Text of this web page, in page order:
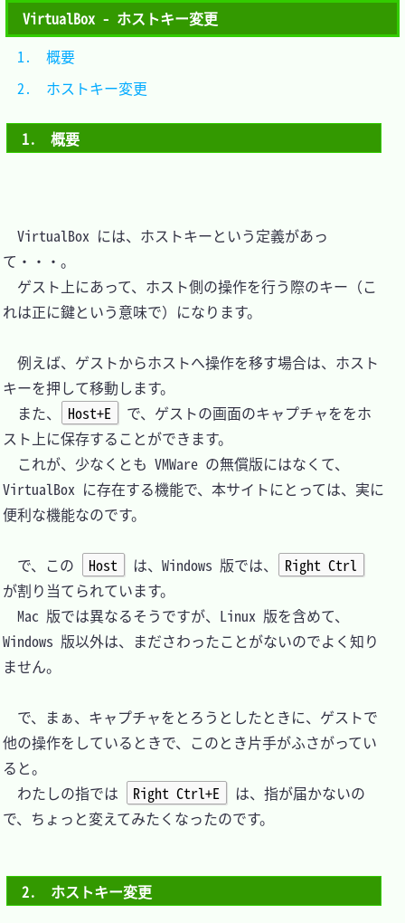
VirtualBox - ホストキー変更
1.　概要
VirtualBox には、ホストキーという定義があっ
て・・・。
ゲスト上にあって、ホスト側の操作を行う際のキー（こ
れは正に鍵という意味で）になります。
例えば、ゲストからホストへ操作を移す場合は、ホスト
キーを押して移動します。
また、
Host+E
で、ゲストの画面のキャプチャををホ
スト上に保存することができます。
これが、少なくとも VMWare の無償版にはなくて、
VirtualBox に存在する機能で、本サイトにとっては、実に
便利な機能なのです。
で、この Host は、Windows 版では、
Right Ctrl
が割り当てられています。
Mac 版では異なるそうですが、Linux 版を含めて、
Windows 版以外は、まださわったことがないのでよく知り
ません。
で、まぁ、キャプチャをとろうとしたときに、ゲストで
他の操作をしているときで、このとき片手がふさがってい
ると。
わたしの指では
Right Ctrl+E
は、指が届かないの
で、ちょっと変えてみたくなったのです。
2.　ホストキー変更